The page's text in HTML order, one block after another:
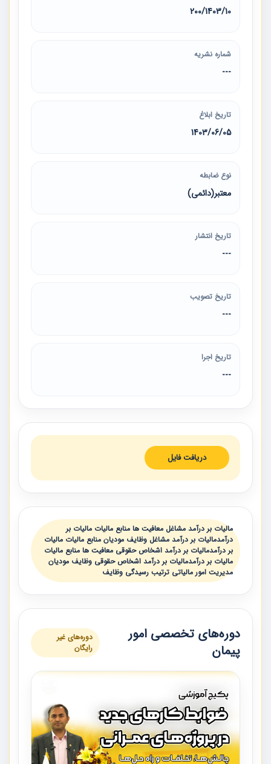
200/1403/10
شماره نشریه
---
تاریخ ابلاغ
1403/06/05
نوع ضابطه
معتبر(دائمی)
تاریخ انتشار
---
تاریخ تصویب
---
تاریخ اجرا
---
دریافت فایل
مالیات بر درآمد مشاغل معافیت ها منابع مالیات مالیات بر
درآمدمالیات بر درآمد مشاغل وظایف مودیان منابع مالیات مالیات
بر درآمدمالیات بر درآمد اشخاص حقوقی معافیت ها منابع مالیات
مالیات بر درآمدمالیات بر درآمد اشخاص حقوقی وظایف مودیان
مدیریت امور مالیاتی ترتیب رسیدگی وظایف
دوره‌های تخصصی امور
پیمان
دوره‌های غیر
رایگان